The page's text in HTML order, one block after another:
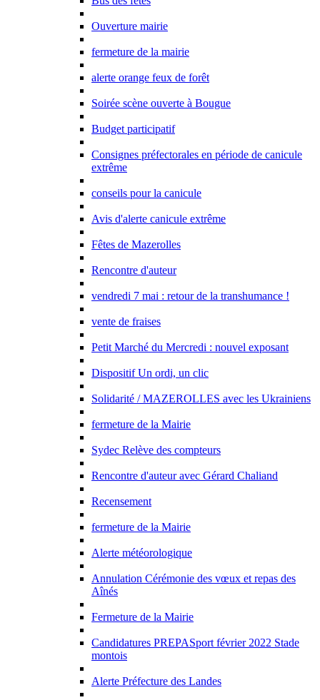
Ouverture mairie
fermeture de la mairie
alerte orange feux de forêt
Soirée scène ouverte à Bougue
Budget participatif
Consignes préfectorales en période de canicule
extrême
conseils pour la canicule
Avis d'alerte canicule extrême
Fêtes de Mazerolles
Rencontre d'auteur
vendredi 7 mai : retour de la transhumance !
vente de fraises
Petit Marché du Mercredi : nouvel exposant
Dispositif Un ordi, un clic
Solidarité / MAZEROLLES avec les Ukrainiens
fermeture de la Mairie
Sydec Relève des compteurs
Rencontre d'auteur avec Gérard Chaliand
Recensement
fermeture de la Mairie
Alerte météorologique
Annulation Cérémonie des vœux et repas des
Aînés
Fermeture de la Mairie
Candidatures PREPASport février 2022 Stade
montois
Alerte Préfecture des Landes